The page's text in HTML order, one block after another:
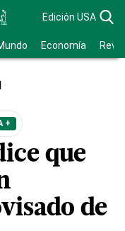
Edición USA
Economía
+
que
de